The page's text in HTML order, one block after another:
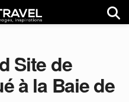
Site de
à la Baie de